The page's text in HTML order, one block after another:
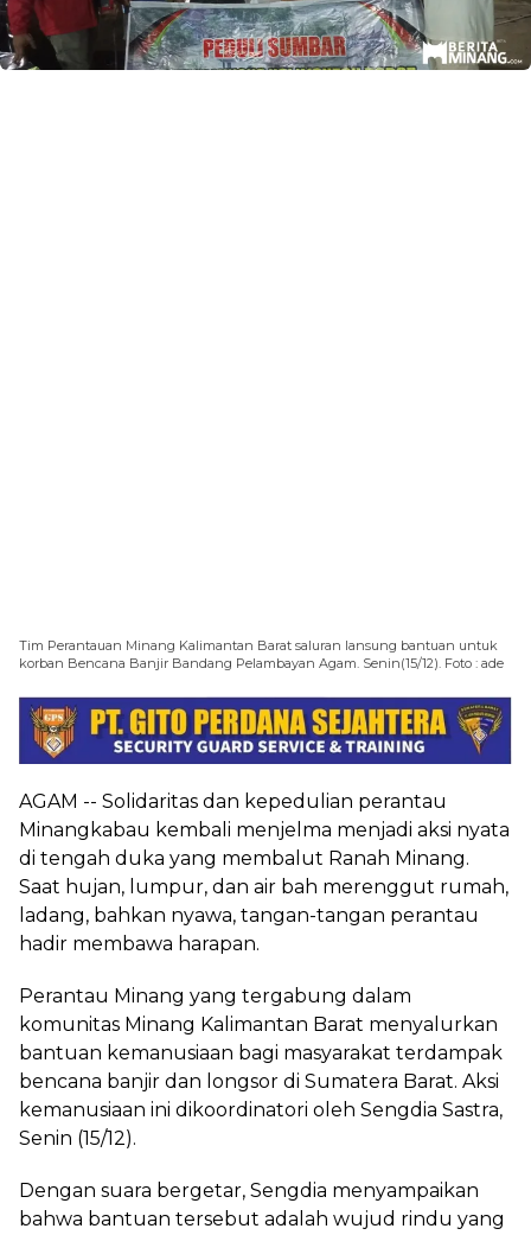
Tim Perantauan Minang Kalimantan Barat saluran lansung bantuan untuk
korban Bencana Banjir Bandang Pelambayan Agam. Senin(15/12). Foto : ade
AGAM -- Solidaritas dan kepedulian perantau
Minangkabau kembali menjelma menjadi aksi nyata
di tengah duka yang membalut Ranah Minang.
Saat hujan, lumpur, dan air bah merenggut rumah,
ladang, bahkan nyawa, tangan-tangan perantau
hadir membawa harapan.
Perantau Minang yang tergabung dalam
komunitas Minang Kalimantan Barat menyalurkan
bantuan kemanusiaan bagi masyarakat terdampak
bencana banjir dan longsor di Sumatera Barat. Aksi
kemanusiaan ini dikoordinatori oleh Sengdia Sastra,
Senin (15/12).
Dengan suara bergetar, Sengdia menyampaikan
bahwa bantuan tersebut adalah wujud rindu yang